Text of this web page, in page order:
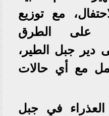
مع توزيع
على الطرق
دير جبل الطير،
مع أي حالات
في جبل